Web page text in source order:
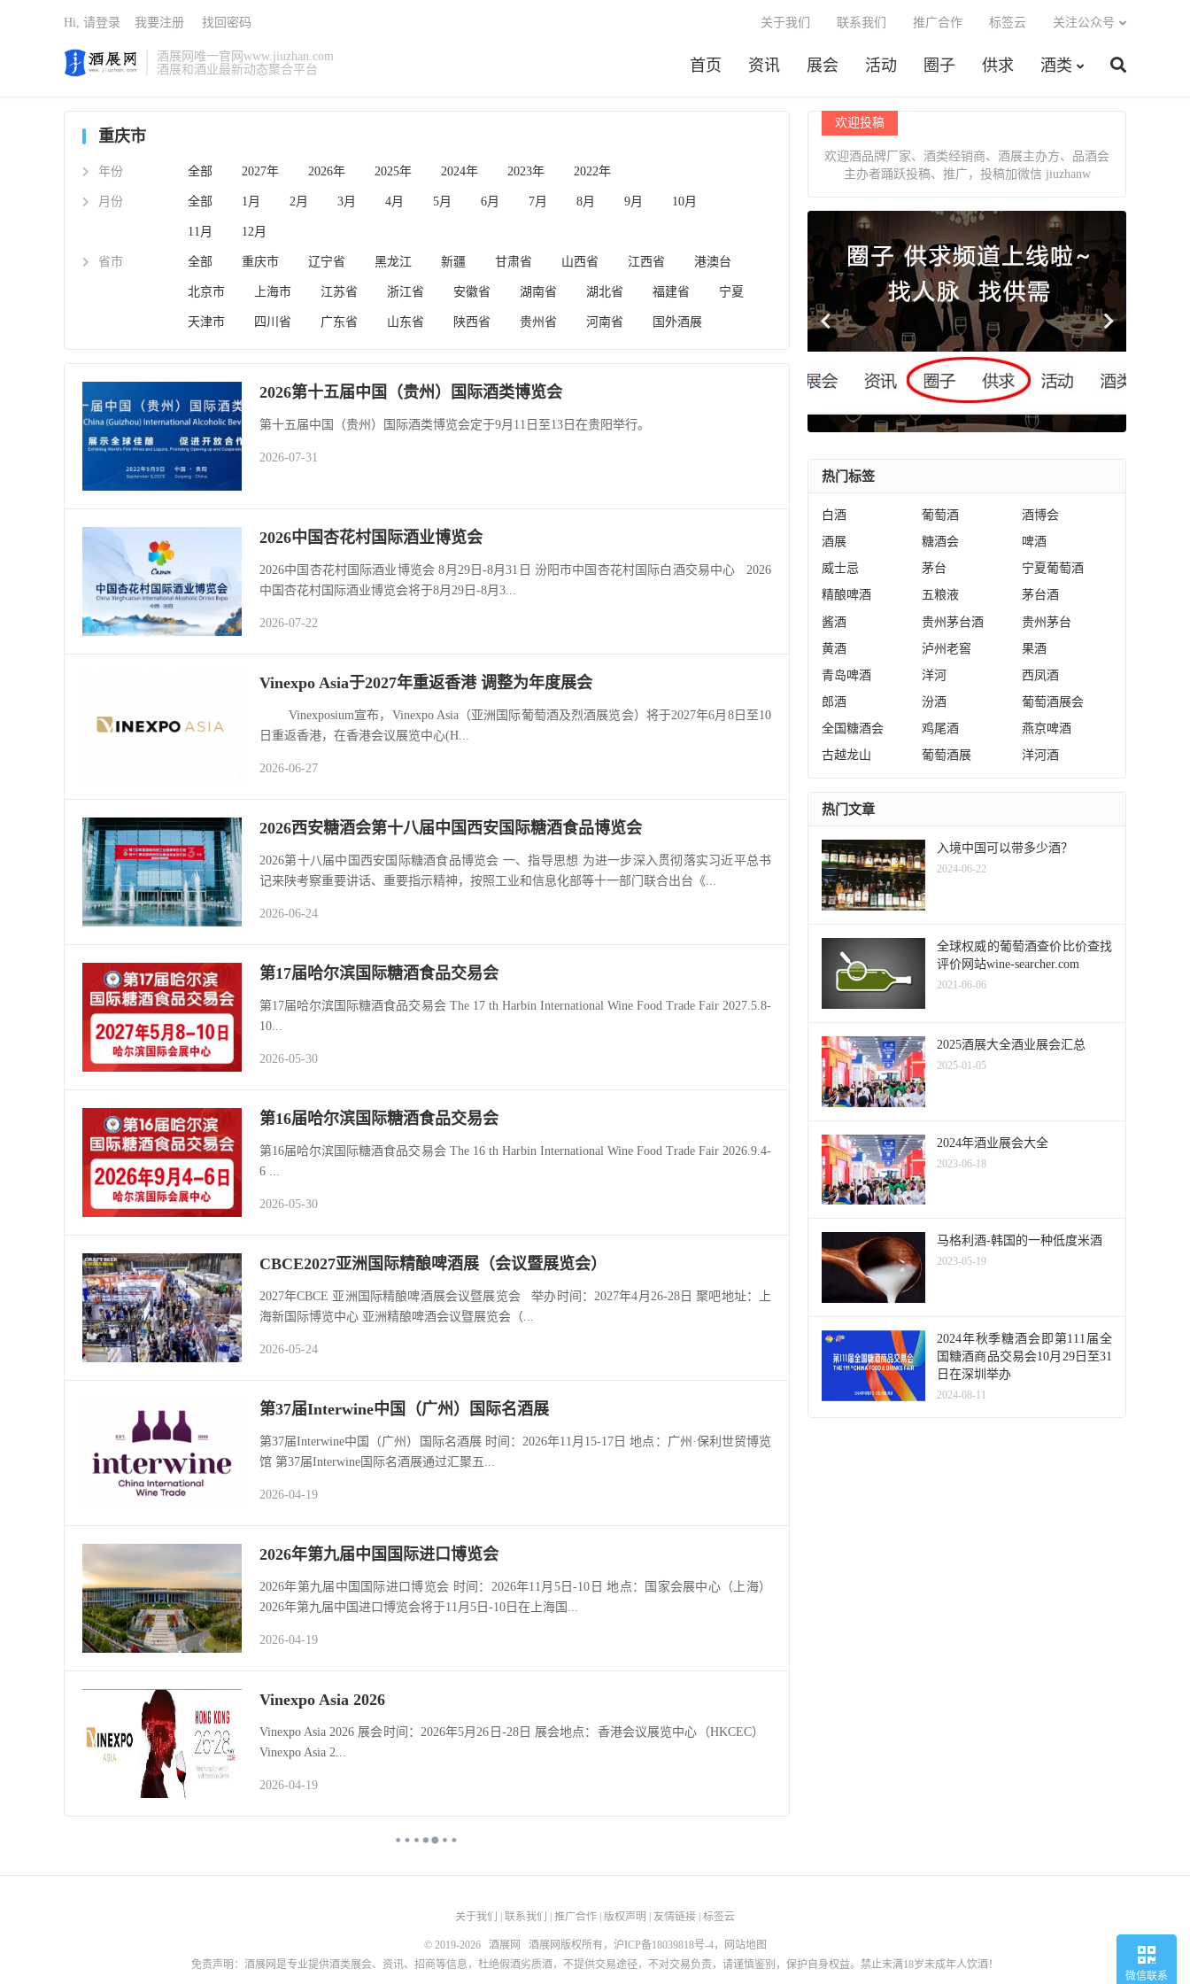
酒展网唯一官网www.jiuzhan.com
酒展和酒业最新动态聚合平台
首页 资讯 展会 活动 圈子 供求 酒类
关于我们 联系我们 推广合作 标签云 关注公众号
Hi, 请登录 我要注册 找回密码
重庆市
年份 全部 2027年 2026年 2025年 2024年 2023年 2022年
月份 全部 1月 2月 3月 4月 5月 6月 7月 8月 9月 10月
11月 12月
省市 全部 重庆市 辽宁省 黑龙江 新疆 甘肃省 山西省 江西省 港澳台
北京市 上海市 江苏省 浙江省 安徽省 湖南省 湖北省 福建省 宁夏
天津市 四川省 广东省 山东省 陕西省 贵州省 河南省 国外酒展
2026第十五届中国（贵州）国际酒类博览会
第十五届中国（贵州）国际酒类博览会定于9月11日至13日在贵阳举行。
2026-07-31
2026中国杏花村国际酒业博览会
2026中国杏花村国际酒业博览会 8月29日-8月31日 汾阳市中国杏花村国际白酒交易中心 2026
中国杏花村国际酒业博览会将于8月29日-8月3...
2026-07-22
Vinexpo Asia于2027年重返香港 调整为年度展会
Vinexposium宣布，Vinexpo Asia（亚洲国际葡萄酒及烈酒展览会）将于2027年6月8日至10
日重返香港，在香港会议展览中心(H...
2026-06-27
2026西安糖酒会第十八届中国西安国际糖酒食品博览会
2026第十八届中国西安国际糖酒食品博览会 一、指导思想 为进一步深入贯彻落实习近平总书
记来陕考察重要讲话、重要指示精神，按照工业和信息化部等十一部门联合出台《...
2026-06-24
第17届哈尔滨国际糖酒食品交易会
第17届哈尔滨国际糖酒食品交易会 The 17 th Harbin International Wine Food Trade Fair 2027.5.8-
10...
2026-05-30
第16届哈尔滨国际糖酒食品交易会
第16届哈尔滨国际糖酒食品交易会 The 16 th Harbin International Wine Food Trade Fair 2026.9.4-
6 ...
2026-05-30
CBCE2027亚洲国际精酿啤酒展（会议暨展览会）
2027年CBCE 亚洲国际精酿啤酒展会议暨展览会 举办时间：2027年4月26-28日 聚吧地址：上
海新国际博览中心 亚洲精酿啤酒会议暨展览会（...
2026-05-24
第37届Interwine中国（广州）国际名酒展
第37届Interwine中国（广州）国际名酒展 时间：2026年11月15-17日 地点：广州·保利世贸博览
馆 第37届Interwine国际名酒展通过汇聚五...
2026-04-19
2026年第九届中国国际进口博览会
2026年第九届中国国际进口博览会 时间：2026年11月5日-10日 地点：国家会展中心（上海）
2026年第九届中国进口博览会将于11月5日-10日在上海国...
2026-04-19
Vinexpo Asia 2026
Vinexpo Asia 2026 展会时间：2026年5月26日-28日 展会地点：香港会议展览中心（HKCEC）
Vinexpo Asia 2...
2026-04-19
欢迎投稿
欢迎酒品牌厂家、酒类经销商、酒展主办方、品酒会
主办者踊跃投稿、推广，投稿加微信 jiuzhanw
热门标签
白酒 葡萄酒 酒博会
酒展 糖酒会 啤酒
威士忌 茅台 宁夏葡萄酒
精酿啤酒 五粮液 茅台酒
酱酒 贵州茅台酒 贵州茅台
黄酒 泸州老窖 果酒
青岛啤酒 洋河 西凤酒
郎酒 汾酒 葡萄酒展会
全国糖酒会 鸡尾酒 燕京啤酒
古越龙山 葡萄酒展 洋河酒
热门文章
入境中国可以带多少酒？
2024-06-22
全球权威的葡萄酒查价比价查找
评价网站wine-searcher.com
2021-06-06
2025酒展大全酒业展会汇总
2025-01-05
2024年酒业展会大全
2023-06-18
马格利酒-韩国的一种低度米酒
2023-05-19
2024年秋季糖酒会即第111届全
国糖酒商品交易会10月29日至31
日在深圳举办
2024-08-11
关于我们 联系我们 推广合作 版权声明 友情链接 标签云
© 2019-2026 酒展网 酒展网版权所有， 沪ICP备18039818号-4，
网站地图
免责声明：酒展网是专业提供酒类展会、资讯、招商等信息，杜绝假酒劣质酒，不提供交易途径，不对交易负责，请谨慎鉴别，保护自身权益。禁止未满18岁未成年人饮酒！
微信联系